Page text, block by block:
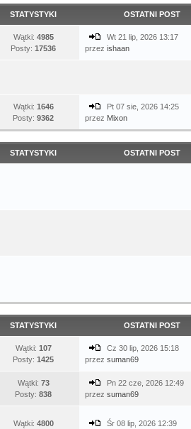
STATYSTYKI OSTATNI POST
Wątki: 4985
Posty: 17536
Wt 21 lip, 2026 13:17
przez ishaan
Wątki: 1646
Posty: 9362
Pt 07 sie, 2026 14:25
przez Mixon
STATYSTYKI OSTATNI POST
STATYSTYKI OSTATNI POST
Wątki: 107
Posty: 1425
Cz 30 lip, 2026 15:18
przez suman69
Wątki: 73
Posty: 838
Pn 22 cze, 2026 12:49
przez suman69
Wątki: 4800
Śr 08 lip, 2026 12:39